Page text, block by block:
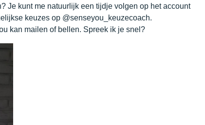
Je kunt me natuurlijk een tijdje volgen op het account
keuzes op @senseyou_keuzecoach.
kan mailen of bellen. Spreek ik je snel?